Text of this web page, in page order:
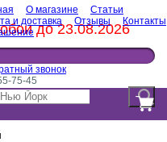
до 23.08.2026
О магазине
Статьи
и доставка
Отзывы
Контакты
звонок
75-45